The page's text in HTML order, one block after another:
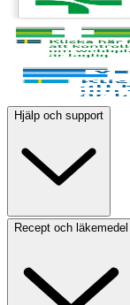
Hjälp och support
Recept och läkemedel